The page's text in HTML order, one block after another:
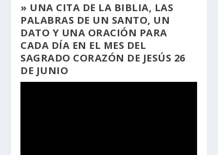
» UNA CITA DE LA BIBLIA, LAS
PALABRAS DE UN SANTO, UN
DATO Y UNA ORACIÓN PARA
CADA DÍA EN EL MES DEL
SAGRADO CORAZÓN DE JESÚS 26
DE JUNIO